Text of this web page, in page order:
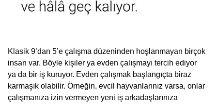
Klasik 9’dan 5’e çalışma düzeninden hoşlanmayan birçok
insan var. Böyle kişiler ya evden çalışmayı tercih ediyor
ya da bir iş kuruyor. Evden çalışmak başlangıçta biraz
karmaşık olabilir. Örneğin, evcil hayvanlarınız varsa, onlar
çalışmanıza izin vermeyen yeni iş arkadaşlarınıza